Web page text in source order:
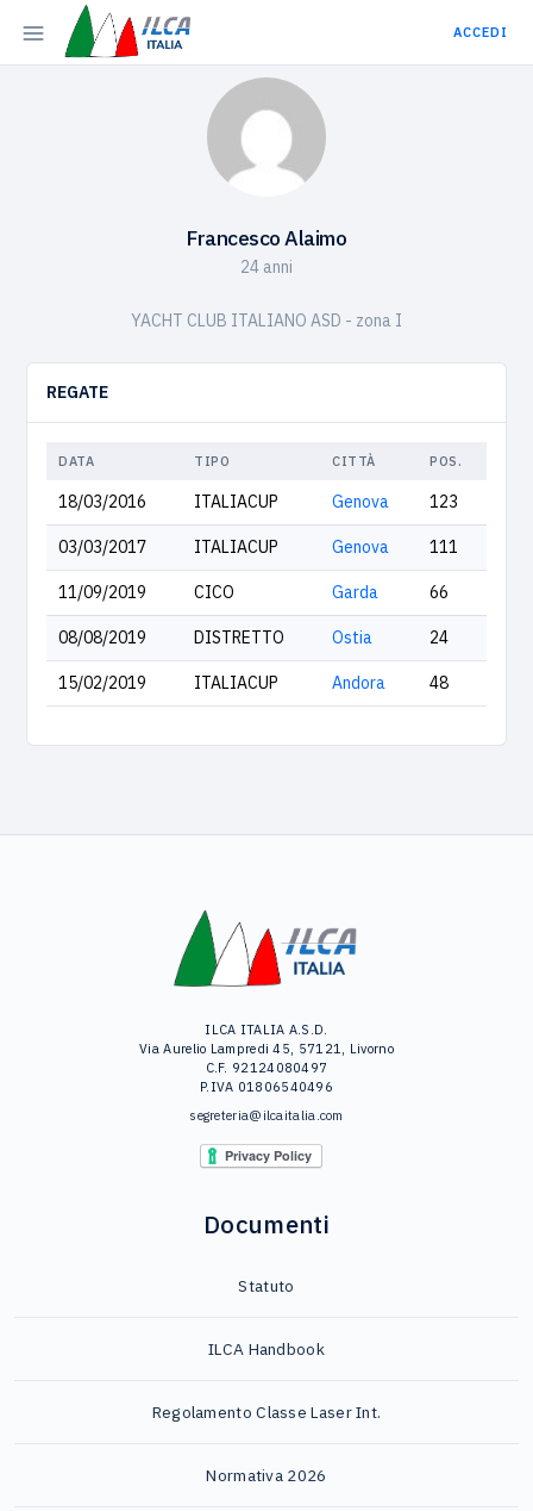
ACCEDI
Francesco Alaimo
24 anni
YACHT CLUB ITALIANO ASD - zona I
REGATE
DATA TIPO CITTÀ POS.
18/03/2016 ITALIACUP Genova 123
03/03/2017 ITALIACUP Genova 111
11/09/2019 CICO Garda 66
08/08/2019 DISTRETTO Ostia 24
15/02/2019 ITALIACUP Andora 48
ILCA ITALIA A.S.D.
Via Aurelio Lampredi 45, 57121, Livorno
C.F. 92124080497
P.IVA 01806540496
segreteria@ilcaitalia.com
Documenti
Statuto
ILCA Handbook
Regolamento Classe Laser Int.
Normativa 2026